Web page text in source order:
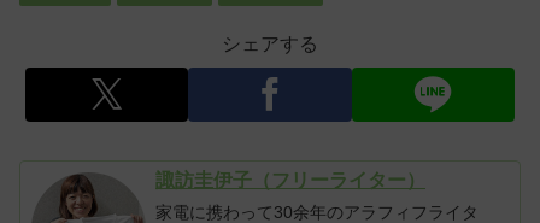
シェアする
諏訪圭伊子（フリーライター）
家電に携わって30余年のアラフィフライタ